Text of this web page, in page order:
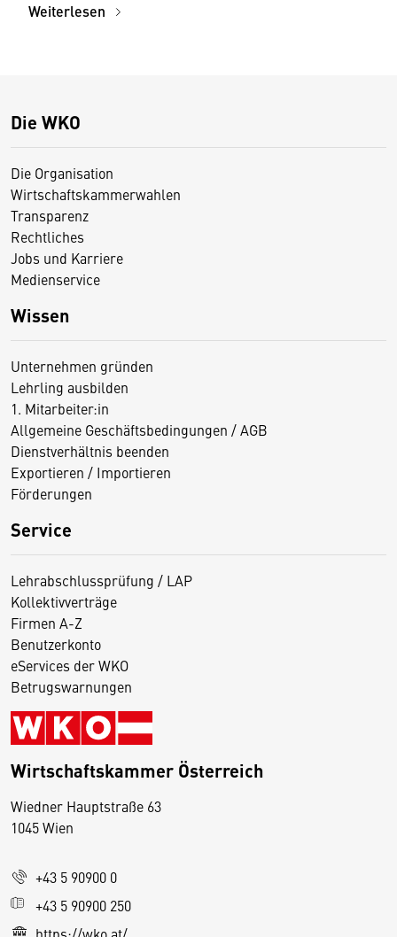
Weiterlesen
Die WKO
Die Organisation
Wirtschaftskammerwahlen
Transparenz
Rechtliches
Jobs und Karriere
Medienservice
Wissen
Unternehmen gründen
Lehrling ausbilden
1. Mitarbeiter:in
Allgemeine Geschäftsbedingungen / AGB
Dienstverhältnis beenden
Exportieren / Importieren
Förderungen
Service
Lehrabschlussprüfung / LAP
Kollektivverträge
Firmen A-Z
Benutzerkonto
eServices der WKO
Betrugswarnungen
Wirtschaftskammer Österreich
Wiedner Hauptstraße 63
1045 Wien
+43 5 90900 0
+43 5 90900 250
D
s
e
S